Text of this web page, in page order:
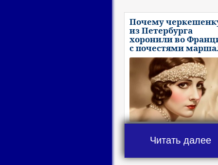
Почему
из Петербурга
хоронили во
с почестями
Читать далее